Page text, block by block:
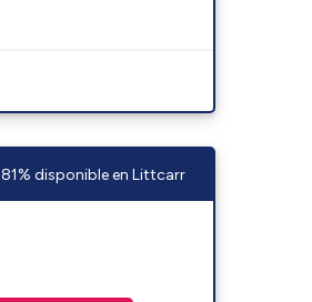
81% disponible en Littcarr